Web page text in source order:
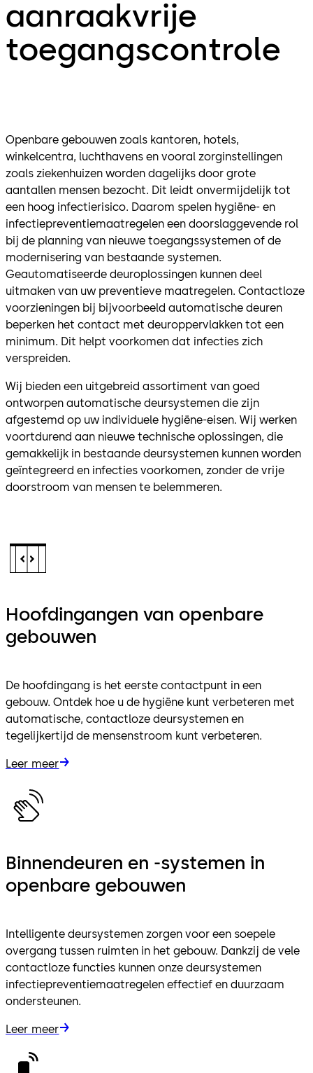
aanraakvrije
toegangscontrole
Openbare gebouwen zoals kantoren, hotels,
winkelcentra, luchthavens en vooral zorginstellingen
zoals ziekenhuizen worden dagelijks door grote
aantallen mensen bezocht. Dit leidt onvermijdelijk tot
een hoog infectierisico. Daarom spelen hygiëne- en
infectiepreventiemaatregelen een doorslaggevende rol
bij de planning van nieuwe toegangssystemen of de
modernisering van bestaande systemen.
Geautomatiseerde deuroplossingen kunnen deel
uitmaken van uw preventieve maatregelen. Contactloze
voorzieningen bij bijvoorbeeld automatische deuren
beperken het contact met deuroppervlakken tot een
minimum. Dit helpt voorkomen dat infecties zich
verspreiden.
Wij bieden een uitgebreid assortiment van goed
ontworpen automatische deursystemen die zijn
afgestemd op uw individuele hygiëne-eisen. Wij werken
voortdurend aan nieuwe technische oplossingen, die
gemakkelijk in bestaande deursystemen kunnen worden
geïntegreerd en infecties voorkomen, zonder de vrije
doorstroom van mensen te belemmeren.
Hoofdingangen van openbare
gebouwen
De hoofdingang is het eerste contactpunt in een
gebouw. Ontdek hoe u de hygiëne kunt verbeteren met
automatische, contactloze deursystemen en
tegelijkertijd de mensenstroom kunt verbeteren.
Leer meer
Binnendeuren en -systemen in
openbare gebouwen
Intelligente deursystemen zorgen voor een soepele
overgang tussen ruimten in het gebouw. Dankzij de vele
contactloze functies kunnen onze deursystemen
infectiepreventiemaatregelen effectief en duurzaam
ondersteunen.
Leer meer